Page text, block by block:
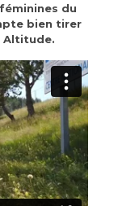
du
bien tirer
Altitude.